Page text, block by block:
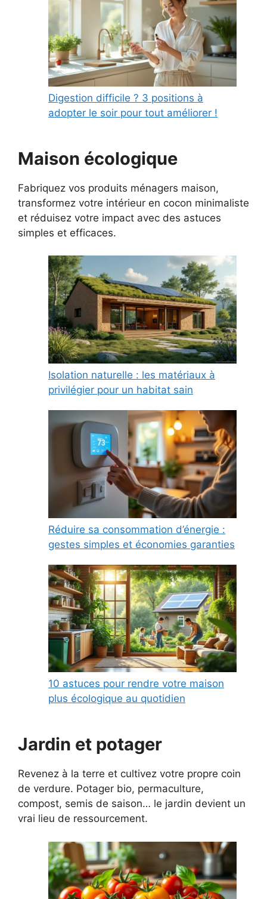
Digestion difficile ? 3 positions à
adopter le soir pour tout améliorer !
Maison écologique
Fabriquez vos produits ménagers maison,
transformez votre intérieur en cocon minimaliste
et réduisez votre impact avec des astuces
simples et efficaces.
Isolation naturelle : les matériaux à
privilégier pour un habitat sain
Réduire sa consommation d’énergie :
gestes simples et économies garanties
10 astuces pour rendre votre maison
plus écologique au quotidien
Jardin et potager
Revenez à la terre et cultivez votre propre coin
de verdure. Potager bio, permaculture,
compost, semis de saison… le jardin devient un
vrai lieu de ressourcement.